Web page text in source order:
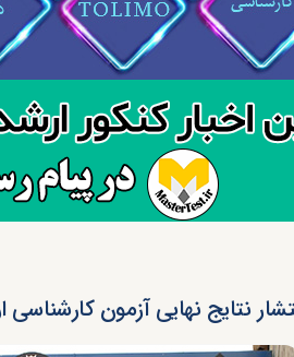
نتایج نهایی آزمون کارشناسی ارشد ۹۶ پژوهشگاه